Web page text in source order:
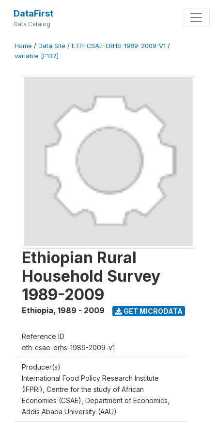
DataFirst
Data Catalog
Home / Data Site / ETH-CSAE-ERHS-1989-2009-V1 /
variable [F137]
Ethiopian Rural
Household Survey
1989-2009
Ethiopia, 1989 - 2009 GET MICRODATA
Reference ID
eth-csae-erhs-1989-2009-v1
Producer(s)
International Food Policy Research Institute
(IFPRI), Centre for the study of African
Economies (CSAE), Department of Economics,
Addis Ababa University (AAU)